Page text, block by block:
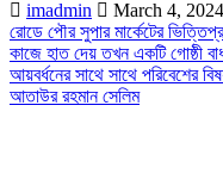
imadmin March 4, 2024
রোডে পৌর সুপার মার্কেটের
কাজে হাত দেয় তখন একটি গোষ্ঠী
আয়বর্ধনের সাথে সাথে পরিবেশের
আতাউর রহমান সেলিম